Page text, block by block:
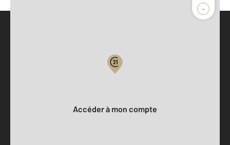
-
Accéder à mon compte